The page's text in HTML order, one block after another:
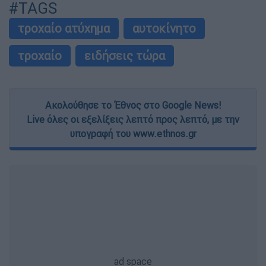
#TAGS
τροχαίο ατύχημα
αυτοκίνητο
τροχαίο
ειδήσεις τώρα
Ακολούθησε το Έθνος στο Google News!
Live όλες οι εξελίξεις λεπτό προς λεπτό, με την
υπογραφή του www.ethnos.gr